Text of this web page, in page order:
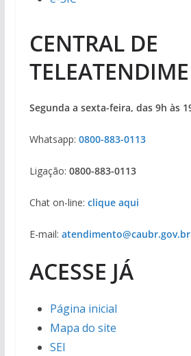
CENTRAL DE
Segunda a sexta-feira, das 9h às
Whatsapp: 0800-883-0113
Ligação: 0800-883-0113
Chat on-line: clique aqui
E-mail: atendimento@caubr.gov.br
ACESSE JÁ
Página inicial
Mapa do site
SEI